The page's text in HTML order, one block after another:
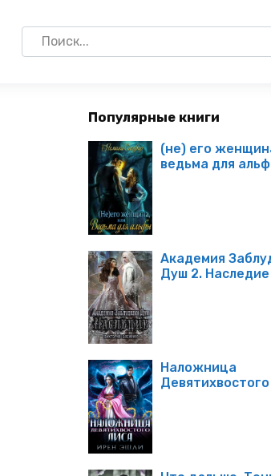
Search
for:
Популярные книги
(не) его
ведьма для
Академия
Душ 2. Наследие
Наложница